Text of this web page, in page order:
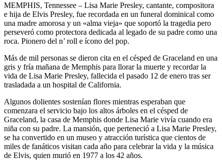
MEMPHIS, Tennessee – Lisa Marie Presley, cantante, compositora
e hija de Elvis Presley, fue recordada en un funeral dominical como
una madre amorosa y un «alma vieja» que soportó la tragedia pero
perseveró como protectora dedicada al legado de su padre como una
roca. Pionero del n’ roll e ícono del pop.
Más de mil personas se dieron cita en el césped de Graceland en una
gris y fría mañana de Memphis para llorar la muerte y recordar la
vida de Lisa Marie Presley, fallecida el pasado 12 de enero tras ser
trasladada a un hospital de California.
Algunos dolientes sostenían flores mientras esperaban que
comenzara el servicio bajo los altos árboles en el césped de
Graceland, la casa de Memphis donde Lisa Marie vivía cuando era
niña con su padre. La mansión, que perteneció a Lisa Marie Presley,
se ha convertido en un museo y atracción turística que cientos de
miles de fanáticos visitan cada año para celebrar la vida y la música
de Elvis, quien murió en 1977 a los 42 años.